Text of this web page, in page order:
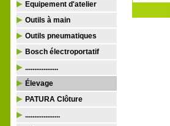
Equipement d'atelier
Outils à main
Outils pneumatiques
Bosch électroportatif
..................
Élevage
PATURA Clôture
...................